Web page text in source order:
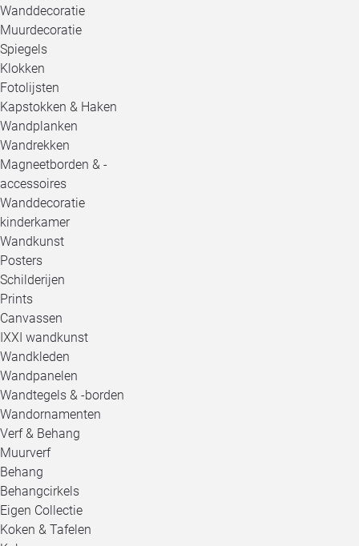
Wanddecoratie
Muurdecoratie
Spiegels
Klokken
Fotolijsten
Kapstokken & Haken
Wandplanken
Wandrekken
Magneetborden & -
accessoires
Wanddecoratie
kinderkamer
Wandkunst
Posters
Schilderijen
Prints
Canvassen
IXXI wandkunst
Wandkleden
Wandpanelen
Wandtegels & -borden
Wandornamenten
Verf & Behang
Muurverf
Behang
Behangcirkels
Eigen Collectie
Koken & Tafelen